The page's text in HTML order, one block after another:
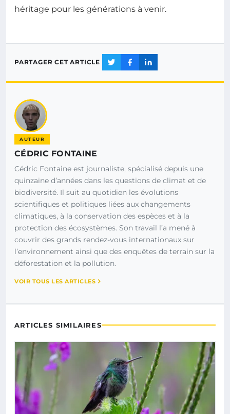
héritage pour les générations à venir.
PARTAGER CET ARTICLE
AUTEUR
CÉDRIC FONTAINE
Cédric Fontaine est journaliste, spécialisé depuis une
quinzaine d’années dans les questions de climat et de
biodiversité. Il suit au quotidien les évolutions
scientifiques et politiques liées aux changements
climatiques, à la conservation des espèces et à la
protection des écosystèmes. Son travail l’a mené à
couvrir des grands rendez-vous internationaux sur
l’environnement ainsi que des enquêtes de terrain sur la
déforestation et la pollution.
VOIR TOUS LES ARTICLES
ARTICLES SIMILAIRES